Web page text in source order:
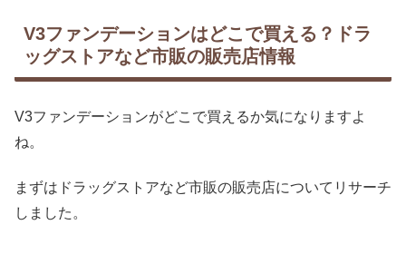
V3ファンデーションはどこで買える？ドラ
ッグストアなど市販の販売店情報
V3ファンデーションがどこで買えるか気になりますよ
ね。
まずはドラッグストアなど市販の販売店についてリサーチ
しました。